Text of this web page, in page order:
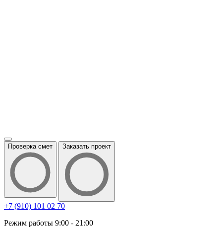
Проверка смет Заказать проект
+7 (910) 101 02 70
Режим работы 9:00 - 21:00